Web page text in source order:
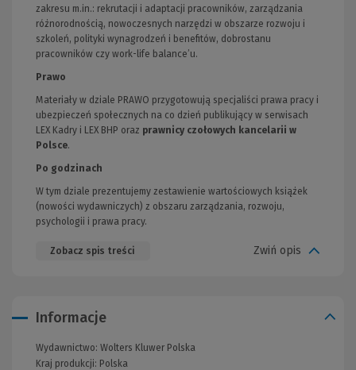
zakresu m.in.: rekrutacji i adaptacji pracowników, zarządzania
różnorodnością, nowoczesnych narzędzi w obszarze rozwoju i
szkoleń, polityki wynagrodzeń i benefitów, dobrostanu
pracowników czy work-life balance’u.
Prawo
Materiały w dziale PRAWO przygotowują specjaliści prawa pracy i
ubezpieczeń społecznych na co dzień publikujący w serwisach
LEX Kadry i LEX BHP oraz prawnicy czołowych kancelarii w
Polsce.
Po godzinach
W tym dziale prezentujemy zestawienie wartościowych książek
(nowości wydawniczych) z obszaru zarządzania, rozwoju,
psychologii i prawa pracy.
Zobacz spis treści Zwiń opis
Informacje
Wydawnictwo: Wolters Kluwer Polska
Kraj produkcji: Polska